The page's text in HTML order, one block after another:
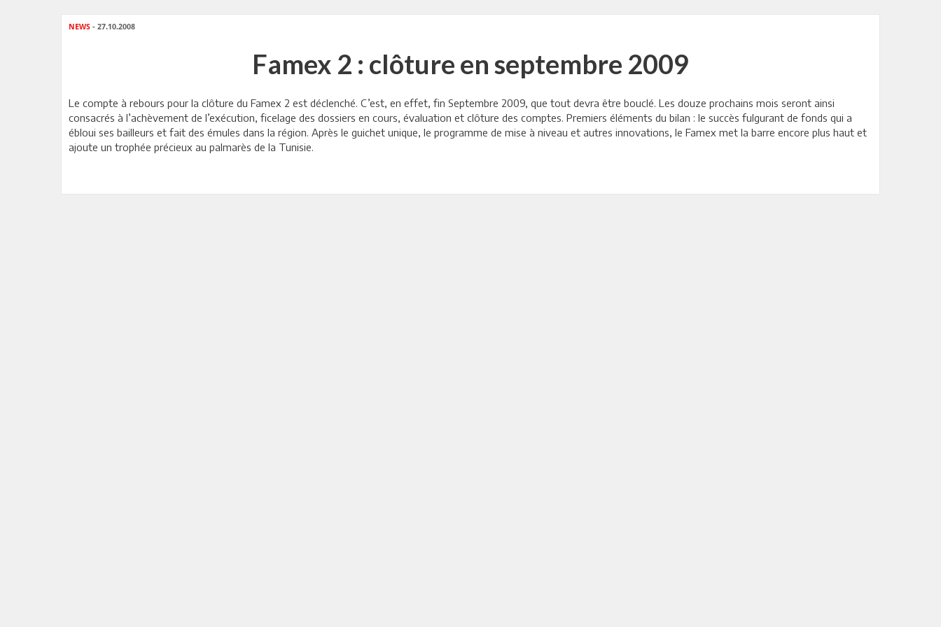
NEWS - 27.10.2008
Famex 2 : clôture en septembre 2009
Le compte à rebours pour la clôture du Famex 2 est déclenché. C’est, en effet, fin Septembre 2009, que tout devra être bouclé. Les douze prochains mois seront ainsi
consacrés à l’achèvement de l’exécution, ficelage des dossiers en cours, évaluation et clôture des comptes. Premiers éléments du bilan : le succès fulgurant de fonds qui a
ébloui ses bailleurs et fait des émules dans la région. Après le guichet unique, le programme de mise à niveau et autres innovations, le Famex met la barre encore plus haut et
ajoute un trophée précieux au palmarès de la Tunisie.